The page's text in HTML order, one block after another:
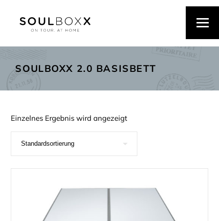
SOULBOXX 2.0 BASISBETT
Einzelnes Ergebnis wird angezeigt